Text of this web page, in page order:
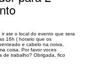
ate o local do evento que sera
16h ( horario que os
e cabelo na noiva,
coisa. Por favor voces
de trabalho? Obrigada, fico